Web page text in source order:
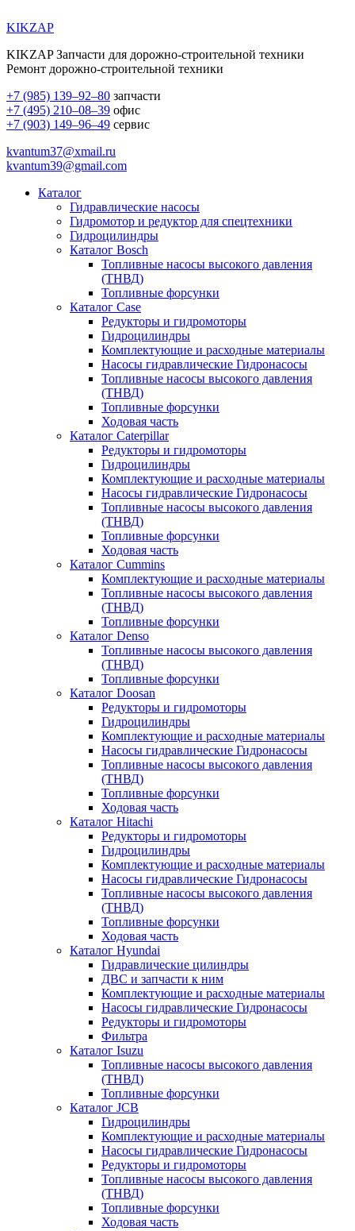
KIKZAP
KIKZAP Запчасти для дорожно-строительной техники
Ремонт дорожно-строительной техники
+7 (985) 139–92–80 запчасти
+7 (495) 210–08–39 офис
+7 (903) 149–96–49 сервис
kvantum37@xmail.ru
kvantum39@gmail.com
Каталог
Гидравлические насосы
Гидромотор и редуктор для спецтехники
Гидроцилиндры
Каталог Bosch
Топливные насосы высокого давления
(ТНВД)
Топливные форсунки
Каталог Case
Редукторы и гидромоторы
Гидроцилиндры
Комплектующие и расходные материалы
Насосы гидравлические Гидронасосы
Топливные насосы высокого давления
(ТНВД)
Топливные форсунки
Ходовая часть
Каталог Caterpillar
Редукторы и гидромоторы
Гидроцилиндры
Комплектующие и расходные материалы
Насосы гидравлические Гидронасосы
Топливные насосы высокого давления
(ТНВД)
Топливные форсунки
Ходовая часть
Каталог Cummins
Комплектующие и расходные материалы
Топливные насосы высокого давления
(ТНВД)
Топливные форсунки
Каталог Denso
Топливные насосы высокого давления
(ТНВД)
Топливные форсунки
Каталог Doosan
Редукторы и гидромоторы
Гидроцилиндры
Комплектующие и расходные материалы
Насосы гидравлические Гидронасосы
Топливные насосы высокого давления
(ТНВД)
Топливные форсунки
Ходовая часть
Каталог Hitachi
Редукторы и гидромоторы
Гидроцилиндры
Комплектующие и расходные материалы
Насосы гидравлические Гидронасосы
Топливные насосы высокого давления
(ТНВД)
Топливные форсунки
Ходовая часть
Каталог Hyundai
Гидравлические цилиндры
ДВС и запчасти к ним
Комплектующие и расходные материалы
Насосы гидравлические Гидронасосы
Редукторы и гидромоторы
Фильтра
Каталог Isuzu
Топливные насосы высокого давления
(ТНВД)
Топливные форсунки
Каталог JCB
Гидроцилиндры
Комплектующие и расходные материалы
Насосы гидравлические Гидронасосы
Редукторы и гидромоторы
Топливные насосы высокого давления
(ТНВД)
Топливные форсунки
Ходовая часть